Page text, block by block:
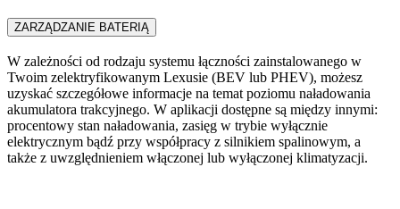
ZARZĄDZANIE BATERIĄ​
W zależności od rodzaju systemu łączności zainstalowanego w
Twoim zelektryfikowanym Lexusie (BEV lub PHEV), możesz
uzyskać szczegółowe informacje na temat poziomu naładowania
akumulatora trakcyjnego. W aplikacji dostępne są między innymi:
procentowy stan naładowania, zasięg w trybie wyłącznie
elektrycznym bądź przy współpracy z silnikiem spalinowym, a
także z uwzględnieniem włączonej lub wyłączonej klimatyzacji.